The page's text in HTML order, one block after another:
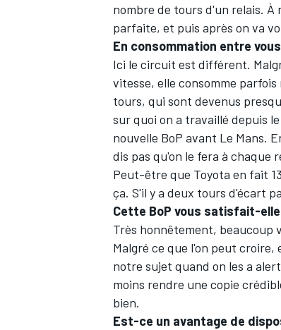
nombre de tours d'un relais. À
parfaite, et puis après on va
En consommation entre
Ici le circuit est différent.
vitesse, elle consomme
tours, qui sont devenus
sur quoi on a travaillé depuis
nouvelle BoP avant Le Mans.
dis pas qu'on le fera à chaque
Peut-être que Toyota en fait
ça. S'il y a deux tours d'écart
Cette BoP vous satisfait-
Très honnêtement, beaucoup
Malgré ce que l'on peut
notre sujet quand on les a
moins rendre une copie
bien.
Est-ce un avantage de